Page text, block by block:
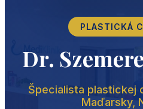
PLASTICKÁ
Dr.
Špecialista plastickej
Maďarsky,